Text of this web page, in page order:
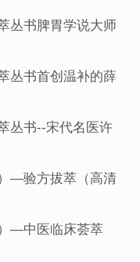
丛书脾胃学说大师
丛书首创温补的薛
丛书--宋代名医许
—验方拔萃（高清
—中医临床荟萃